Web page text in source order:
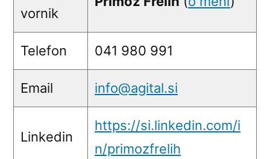
vornik
Telefon 041 980 991
Email info@agital.si
Linkedin
https://si.linkedin.com/i
n/primozfrelih